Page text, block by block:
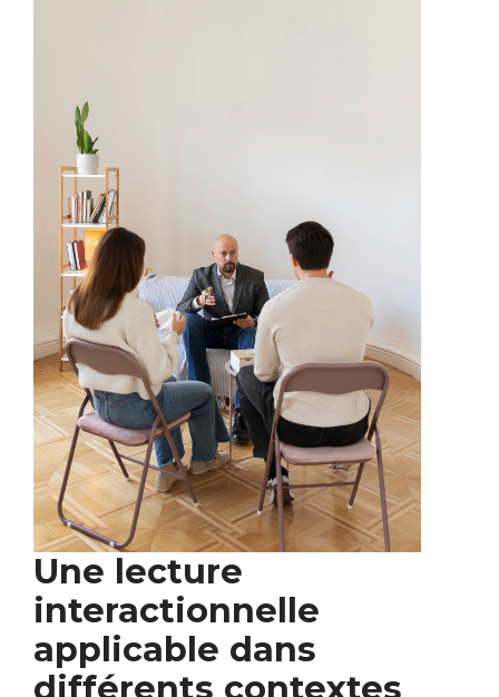
Une lecture
interactionnelle
applicable dans
différents contextes